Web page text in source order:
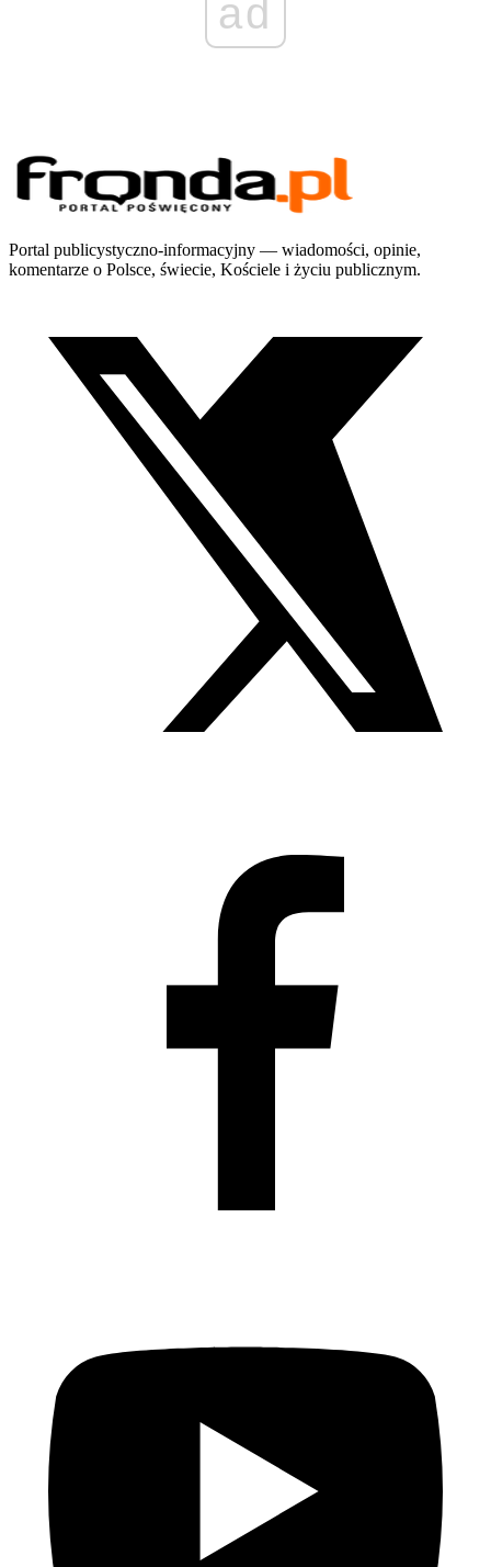
ad
Portal publicystyczno-informacyjny — wiadomości, opinie,
komentarze o Polsce, świecie, Kościele i życiu publicznym.